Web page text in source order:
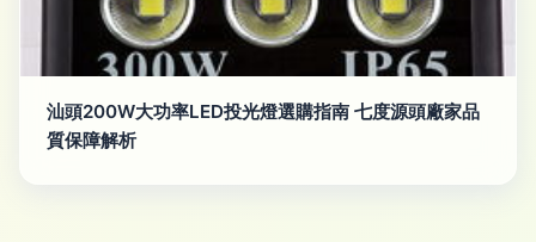
汕頭200W大功率LED投光燈選購指南 七度源頭廠家品
質保障解析